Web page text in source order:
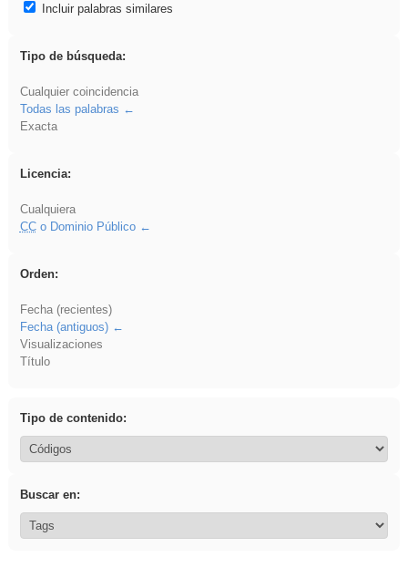
Incluir palabras similares
Tipo de búsqueda:
Cualquier coincidencia
Todas las palabras
Exacta
Licencia:
Cualquiera
CCo Dominio Público
Orden:
Fecha (recientes)
Fecha (antiguos)
Visualizaciones
Título
Tipo de contenido:
Buscar en: